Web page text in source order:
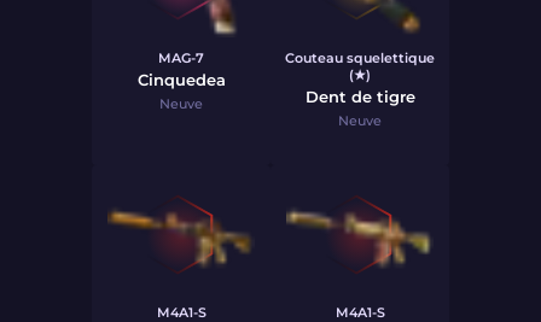
MAG-7
Cinquedea
Neuve
Couteau squelettique
(★)
Dent de tigre
Neuve
M4A1-S M4A1-S